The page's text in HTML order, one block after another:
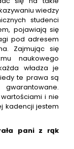
wiedzy
studenci
pojawiają się
pod adresem
Zajmując się
naukowego
władza je
te prawa są
i nie
kadencji jestem
pani z rąk